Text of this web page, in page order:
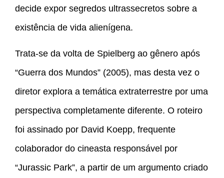
decide expor segredos ultrassecretos sobre a
existência de vida alienígena.
Trata-se da volta de Spielberg ao gênero após
“Guerra dos Mundos” (2005), mas desta vez o
diretor explora a temática extraterrestre por uma
perspectiva completamente diferente. O roteiro
foi assinado por David Koepp, frequente
colaborador do cineasta responsável por
“Jurassic Park”, a partir de um argumento criado